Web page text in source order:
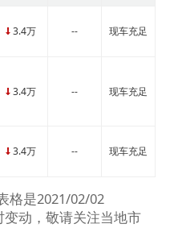
3.4万 -- 现车充足
3.4万 -- 现车充足
3.4万 -- 现车充足
格是2021/02/02
变动，敬请关注当地市